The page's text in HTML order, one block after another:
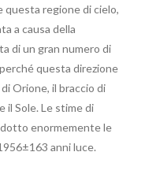
questa regione di cielo,
a causa della
di un gran numero di
questa direzione
Orione, il braccio di
il Sole. Le stime di
enormemente le
anni luce.